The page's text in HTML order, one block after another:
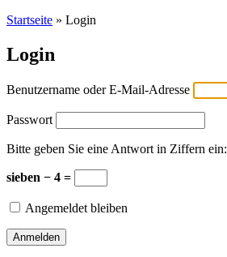
Startseite » Login
Login
Benutzername oder E-Mail-Adresse
Passwort
Bitte geben Sie eine Antwort in Ziffern ein:
sieben − 4 =
Angemeldet bleiben